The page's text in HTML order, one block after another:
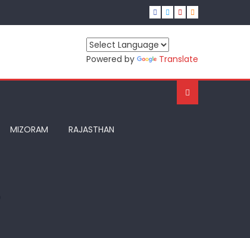
Powered by Translate
MIZORAM
RAJASTHAN